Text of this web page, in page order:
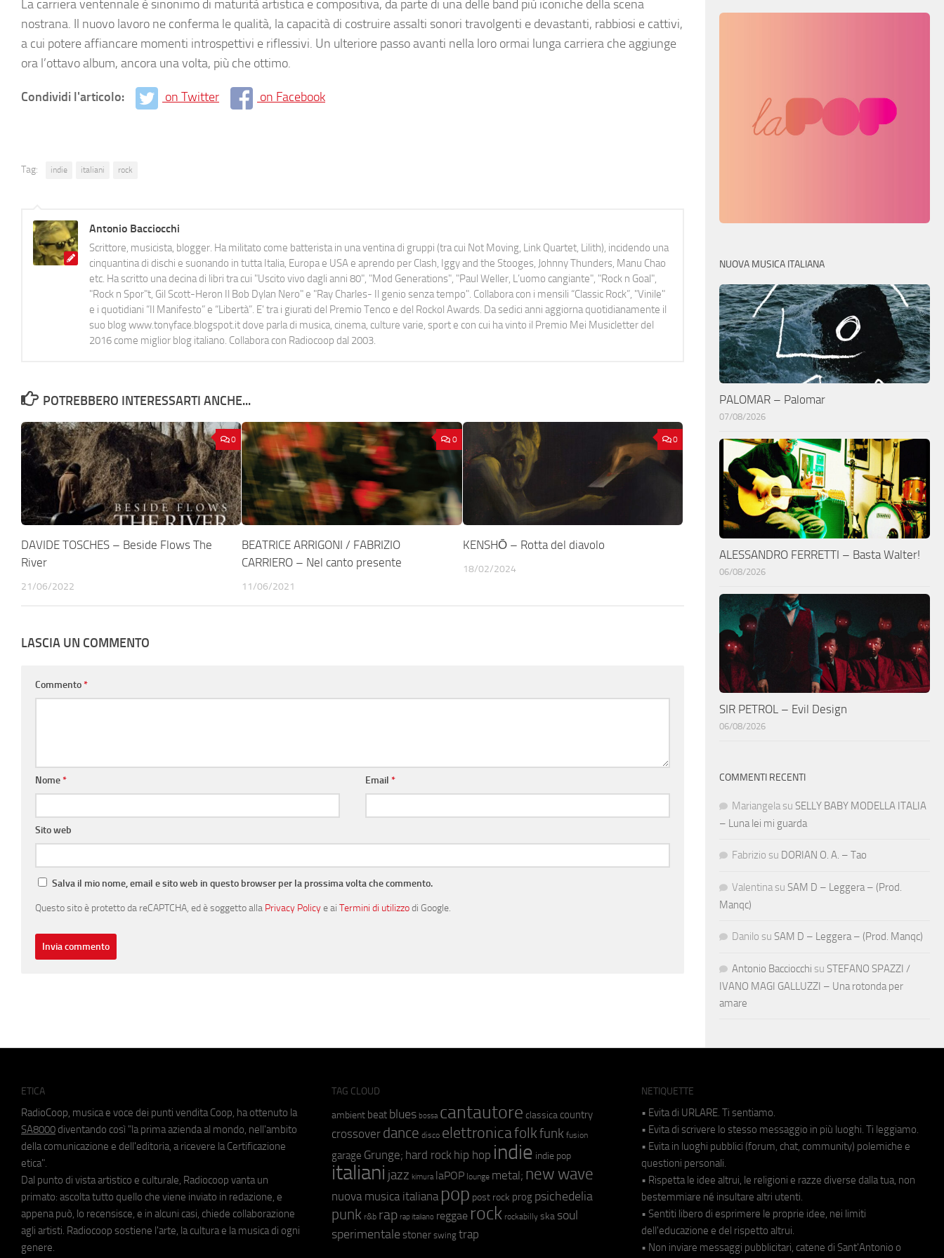
La carriera ventennale è sinonimo di maturità artistica e compositiva, da parte di una delle band più iconiche della scena
nostrana. Il nuovo lavoro ne conferma le qualità, la capacità di costruire assalti sonori travolgenti e devastanti, rabbiosi e cattivi,
a cui potere affiancare momenti introspettivi e riflessivi. Un ulteriore passo avanti nella loro ormai lunga carriera che aggiunge
ora l’ottavo album, ancora una volta, più che ottimo.
Condividi l'articolo: on Twitter on Facebook
Tag: indie italiani rock
Antonio Bacciocchi
Scrittore, musicista, blogger. Ha militato come batterista in una ventina di gruppi (tra cui Not Moving, Link Quartet, Lilith), incidendo una
cinquantina di dischi e suonando in tutta Italia, Europa e USA e aprendo per Clash, Iggy and the Stooges, Johnny Thunders, Manu Chao
etc. Ha scritto una decina di libri tra cui "Uscito vivo dagli anni 80", "Mod Generations", "Paul Weller, L’uomo cangiante", "Rock n Goal",
"Rock n Spor"t, Gil Scott-Heron Il Bob Dylan Nero" e "Ray Charles- Il genio senza tempo". Collabora con i mensili “Classic Rock”, "Vinile"
e i quotidiani “Il Manifesto” e “Libertà”. E' tra i giurati del Premio Tenco e del Rockol Awards. Da sedici anni aggiorna quotidianamente il
suo blog www.tonyface.blogspot.it dove parla di musica, cinema, culture varie, sport e con cui ha vinto il Premio Mei Musicletter del
2016 come miglior blog italiano. Collabora con Radiocoop dal 2003.
POTREBBERO INTERESSARTI ANCHE...
0
DAVIDE TOSCHES – Beside Flows The
River
21/06/2022
0
BEATRICE ARRIGONI / FABRIZIO
CARRIERO – Nel canto presente
11/06/2021
0
KENSHŌ – Rotta del diavolo
18/02/2024
LASCIA UN COMMENTO
Commento*
Nome* Email*
Sito web
Salva il mio nome, email e sito web in questo browser per la prossima volta che commento.
Questo sito è protetto da reCAPTCHA, ed è soggetto alla Privacy Policye ai Termini di utilizzodi Google.
NUOVA MUSICA ITALIANA
PALOMAR – Palomar
07/08/2026
ALESSANDRO FERRETTI – Basta Walter!
06/08/2026
SIR PETROL – Evil Design
06/08/2026
COMMENTI RECENTI
Mariangela su SELLY BABY MODELLA ITALIA
– Luna lei mi guarda
Fabrizio su DORIAN O. A. – Tao
Valentina su SAM D – Leggera – (Prod.
Manqc)
Danilo su SAM D – Leggera – (Prod. Manqc)
Antonio Bacciocchi su STEFANO SPAZZI /
IVANO MAGI GALLUZZI – Una rotonda per
amare
ETICA
RadioCoop, musica e voce dei punti vendita Coop, ha ottenuto la
SA8000 diventando così "la prima azienda al mondo, nell'ambito
della comunicazione e dell'editoria, a ricevere la Certificazione
etica".
Dal punto di vista artistico e culturale, Radiocoop vanta un
primato: ascolta tutto quello che viene inviato in redazione, e
appena può, lo recensisce, e in alcuni casi, chiede collaborazione
agli artisti. Radiocoop sostiene l'arte, la cultura e la musica di ogni
genere.
TAG CLOUD
ambient beat blues bossa cantautore classica country
crossover dance disco elettronicafolkfunk fusion
garage Grunge; hard rock hip hop indie indie pop
italiani jazz kimura laPOP lounge metal; new wave
nuova musica italiana pop post rock prog psichedelia
punk r&b rap rap italiano reggae rock rockabilly ska soul
sperimentale stoner swing trap
NETIQUETTE
• Evita di URLARE. Ti sentiamo.
• Evita di scrivere lo stesso messaggio in più luoghi. Ti leggiamo.
• Evita in luoghi pubblici (forum, chat, community) polemiche e
questioni personali.
• Rispetta le idee altrui, le religioni e razze diverse dalla tua, non
bestemmiare né insultare altri utenti.
• Sentiti libero di esprimere le proprie idee, nei limiti
dell'educazione e del rispetto altrui.
• Non inviare messaggi pubblicitari, catene di Sant'Antonio o